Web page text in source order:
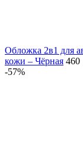
Обложка 2в1 для
кожи – Чёрная 460
-57%